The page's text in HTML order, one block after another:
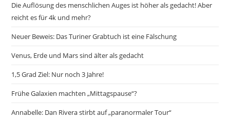
Die Auflösung des menschlichen Auges ist höher als gedacht! Aber
reicht es für 4k und mehr?
Neuer Beweis: Das Turiner Grabtuch ist eine Fälschung
Venus, Erde und Mars sind älter als gedacht
1,5 Grad Ziel: Nur noch 3 Jahre!
Frühe Galaxien machten „Mittagspause“?
Annabelle: Dan Rivera stirbt auf „paranormaler Tour“